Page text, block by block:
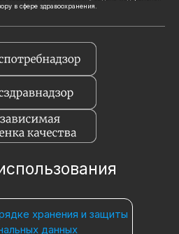
в сфере здравоохранения.
хранения и защиты
данных